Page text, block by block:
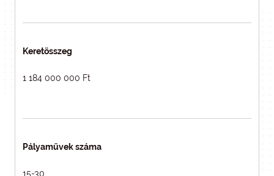
Keretösszeg
1 184 000 000 Ft
Pályaművek száma
15-30